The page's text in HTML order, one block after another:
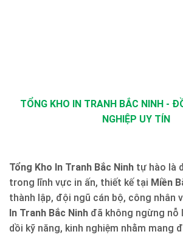
TỔNG KHO IN TRANH BẮC NINH -
NGHIỆP UY TÍN
Tổng Kho In Tranh Bắc Ninh tự hào là
trong lĩnh vực in ấn, thiết kế tại Miền
thành lập, đội ngũ cán bộ, công nhân
In Tranh Bắc Ninh đã không ngừng
dồi kỹ năng, kinh nghiệm nhằm mang